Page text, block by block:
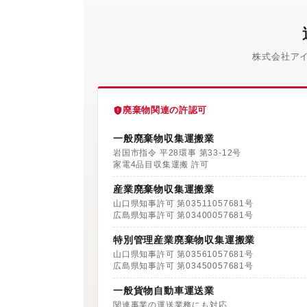
株式会社ア
廃棄物関連の許認可
一般廃棄物収集運搬業
岩国市指令 平28環事 第33-12号
家電4品目収集運搬 許可
産業廃棄物収集運搬業
山口県知事許可 第03511057681号
広島県知事許可 第03400057681号
特別管理産業廃棄物収集運搬業
山口県知事許可 第03561057681号
広島県知事許可 第03450057681号
一般貨物自動車運送業
関連事業の運送業務にも対応